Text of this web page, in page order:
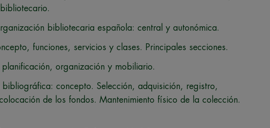
bibliotecaria española: central y autonómica.
funciones, servicios y clases. Principales secciones.
organización y mobiliario.
concepto. Selección, adquisición, registro,
de los fondos. Mantenimiento físico de la colección.